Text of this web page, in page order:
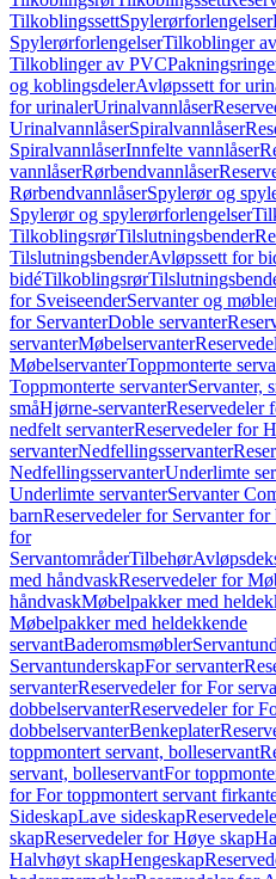
TilkoblingssettSpylerørforlengelser
SpylerørforlengelserTilkoblinger
Tilkoblinger av PVC
og koblingsdelerAvløpssett for
for urinalerUrinalvannlåser
UrinalvannlåserSpiralvannlåser
SpiralvannlåserInnfelte vannlåser
vannlåserRørbendvannlåser
RørbendvannlåserSpylerør og
Spylerør og spylerørforlengelser
TilkoblingsrørTilslutningsbender
TilslutningsbenderAvløpssett for
bidéTilkoblingsrør
for SveiseenderServanter og
for ServanterDoble servanter
servanterMøbelservanter
MøbelservanterToppmonterte
Toppmonterte servanterServanter,
småHjørne-servanterReservedeler
nedfelt servanterReservedeler for
servanterNedfellingsservanter
NedfellingsservanterUnderlimte
Underlimte servanterServanter
barnReservedeler for Servanter for
for
ServantområderTilbehør
med håndvaskReservedeler for
håndvaskMøbelpakker med
Møbelpakker med heldekkende
servantBaderomsmøbler
ServantunderskapFor servanter
servanterReservedeler for For
dobbelservanterReservedeler for
dobbelservanterBenkeplater
toppmontert servant, bolleservant
servant, bolleservantFor
for For toppmontert servant
SideskapLave sideskap
skapReservedeler for Høye skap
Halvhøyt skapHengeskap